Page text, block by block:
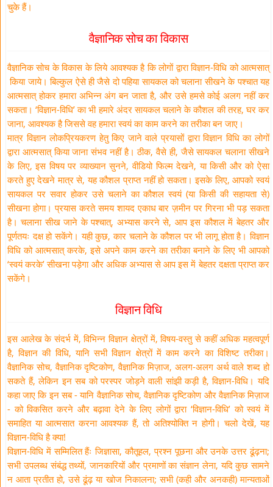
चुके हैं।
वैज्ञानिक सोच का विकास
वैज्ञानिक सोच के विकास के लिये आवश्यक है कि लोगों द्वारा विज्ञान-विधि को आत्मसात्
किया जाये। बिल्कुल ऐसे ही जैसे दो पहिया सायकल को चलाना सीखने के पश्चात यह
आत्मसात् होकर हमारा अभिन्न अंग बन जाता है, और उसे हमसे कोई अलग नहीं कर
सकता। ‘विज्ञान-विधि’ का भी हमारे अंदर सायकल चलाने के कौशल की तरह, घर कर
जाना, आवश्यक है जिससे वह हमारा स्वयं का काम करने का तरीका बन जाए।
मात्र विज्ञान लोकप्रियकरण हेतु किए जाने वाले प्रयासों द्वारा विज्ञान विधि का लोगों
द्वारा आत्मसात् किया जाना संभव नहीं है। ठीक, वैसे ही, जैसे सायकल चलाना सीखने
के लिए, इस विषय पर व्याख्यान सुनने, वीडियो फिल्म देखने, या किसी और को ऐसा
करते हुए देखने मात्र से, यह कौशल प्राप्त नहीं हो सकता। इसके लिए, आपको स्वयं
सायकल पर सवार होकर उसे चलाने का कौशल स्वयं (या किसी की सहायता से)
सीखना होगा। प्रयास करते समय शायद एकाध बार ज़मीन पर गिरना भी पड़ सकता
है। चलाना सीख जाने के पश्चात्, अभ्यास करने से, आप इस कौशल में बेहतर और
पूर्णतयः दक्ष हो सकेंगे। यही कुछ, कार चलाने के कौशल पर भी लागू होता है। विज्ञान
विधि को आत्मसात् करके, इसे अपने काम करने का तरीका बनाने के लिए भी आपको
‘स्वयं करके’ सीखना पड़ेगा और अधिक अभ्यास से आप इस में बेहतर दक्षता प्राप्त कर
सकेंगे।
विज्ञान विधि
इस आलेख के संदर्भ में, विभिन्न विज्ञान क्षेत्रों में, विषय-वस्तु से कहीं अधिक महत्वपूर्ण
है, विज्ञान की विधि, यानि सभी विज्ञान क्षेत्रों में काम करने का विशिष्ट तरीका।
वैज्ञानिक सोच, वैज्ञानिक दृष्टिकोण, वैज्ञानिक मिज़ाज, अलग-अलग अर्थ वाले शब्द हो
सकते हैं, लेकिन इन सब को परस्पर जोड़ने वाली सांझी कड़ी है, विज्ञान-विधि। यदि
कहा जाए कि इन सब - यानि वैज्ञानिक सोच, वैज्ञानिक दृष्टिकोण और वैज्ञानिक मिज़ाज
- को विकसित करने और बढ़ावा देने के लिए लोगों द्वारा ‘विज्ञान-विधि’ को स्वयं में
समाहित या आत्मसात करना आवश्यक हैं, तो अतिश्योक्ति न होगी। चलो देखें, यह
विज्ञान-विधि है क्या!
विज्ञान-विधि में सम्मिलित हैंः जिज्ञासा, कौतूहल, प्रश्न पूछना और उनके उत्तर ढूंढ़ना;
सभी उपलब्ध संबंद्ध तथ्यों, जानकारियों और प्रमाणों का संज्ञान लेना, यदि कुछ सामने
न आता प्रतीत हो, उसे ढूंढ़ या खोज निकालना; सभी (कही और अनकही) मान्यताओं